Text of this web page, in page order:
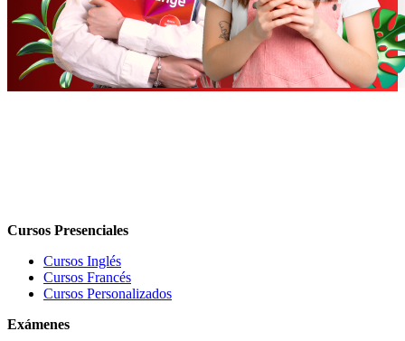
Cursos Presenciales
Cursos Inglés
Cursos Francés
Cursos Personalizados
Exámenes